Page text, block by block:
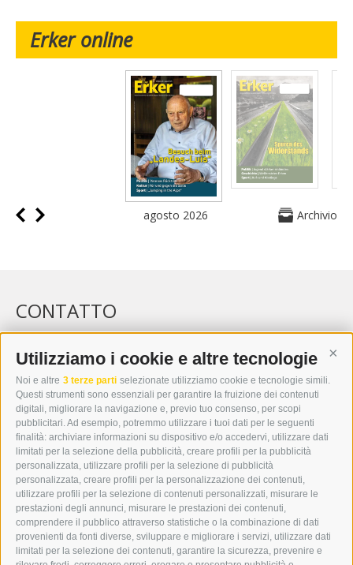
Utilizziamo i cookie e altre tecnologie
Noi e altre 3 terze parti selezionate utilizziamo cookie e tecnologie simili.
Questi strumenti sono essenziali per garantire la fruizione dei contenuti
digitali, migliorare la navigazione e, previo tuo consenso, per scopi
pubblicitari. Ad esempio, potremmo utilizzare i tuoi dati per le seguenti
finalità: archiviare informazioni su dispositivo e/o accedervi, utilizzare dati
limitati per la selezione della pubblicità, creare profili per la pubblicità
personalizzata, utilizzare profili per la selezione di pubblicità
personalizzata, creare profili per la personalizzazione dei contenuti,
utilizzare profili per la selezione di contenuti personalizzati, misurare le
prestazioni degli annunci, misurare le prestazioni dei contenuti,
comprendere il pubblico attraverso statistiche o la combinazione di dati
provenienti da fonti diverse, sviluppare e migliorare i servizi, utilizzare dati
limitati per la selezione dei contenuti, garantire la sicurezza, prevenire e
Erker online
agosto 2026 Archivio
CONTATTO
WIPP-MEDIA GMBH
DER ERKER
I-39049 VIPITENO
TEL.: +39 0472 766876
GRAFIK@DERERKER.IT
INFO@DERERKER.IT
BARBARA.FONTANA@DERERKER.IT
ERKER
PUBBLICITÀ NELL’ERKER
PUBBLICITÀ ONLINE
ADDEBITO DIRETTO SEPA